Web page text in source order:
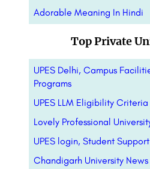
Adorable Meaning In Hindi
Top Private
UPES Delhi, Campus
Programs
UPES LLM Eligibility
Lovely Professional
UPES login, Student
Chandigarh University News